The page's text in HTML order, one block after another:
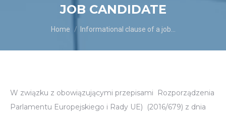
JOB CANDIDATE
You are here:
Home Informational clause of a job…
W związku z obowiązującymi przepisami Rozporządzenia
Parlamentu Europejskiego i Rady UE) (2016/679) z dnia